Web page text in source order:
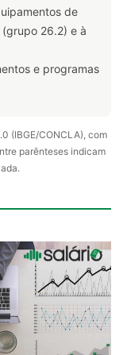
de
26.2) e à
e programas
(IBGE/CONCLA), com
parênteses indicam